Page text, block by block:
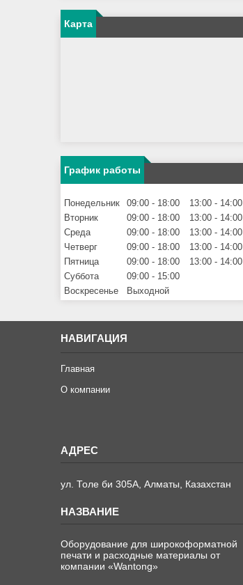
Карта
График работы
Понедельник 09:00 18:00 13:00
14:00
Вторник
09:00 18:00 13:00
14:00
Среда
09:00 18:00 13:00
14:00
Четверг
09:00 18:00 13:00
14:00
Пятница
09:00 18:00 13:00
14:00
Суббота
09:00
15:00
Воскресенье
Выходной
НАВИГАЦИЯ
Главная
О компании
ул. Толе би 305А, Алматы, Казахстан
Оборудование для широкоформатной
печати и расходные материалы от
компании «Wantong»